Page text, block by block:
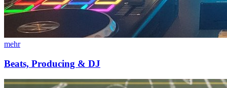
mehr
Beats, Producing & DJ